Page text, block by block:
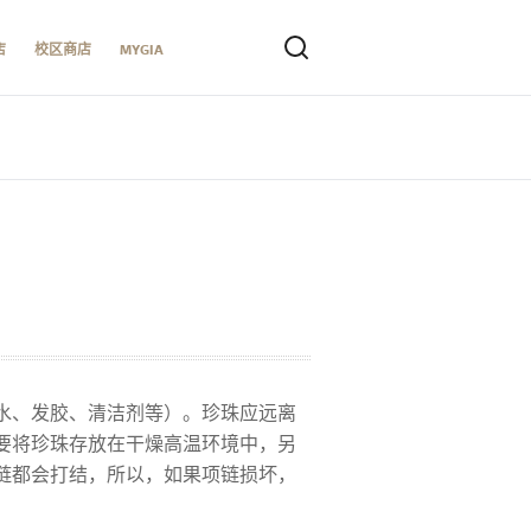
校区商店 MYGIA
、发胶、清洁剂等）。珍珠应远离
将珍珠存放在干燥高温环境中，另
会打结，所以，如果项链损坏，